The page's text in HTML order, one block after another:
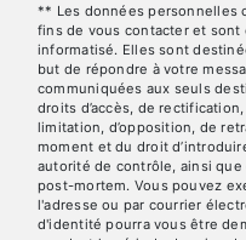
** Les données personnelles
fins de vous contacter et
informatisé. Elles sont
but de répondre à votre
communiquées aux seuls
droits d’accès, de
limitation, d’opposition, de
moment et du droit
autorité de contrôle, ainsi que
post-mortem. Vous pouvez
l'adresse ou par courrier
d'identité pourra vous être